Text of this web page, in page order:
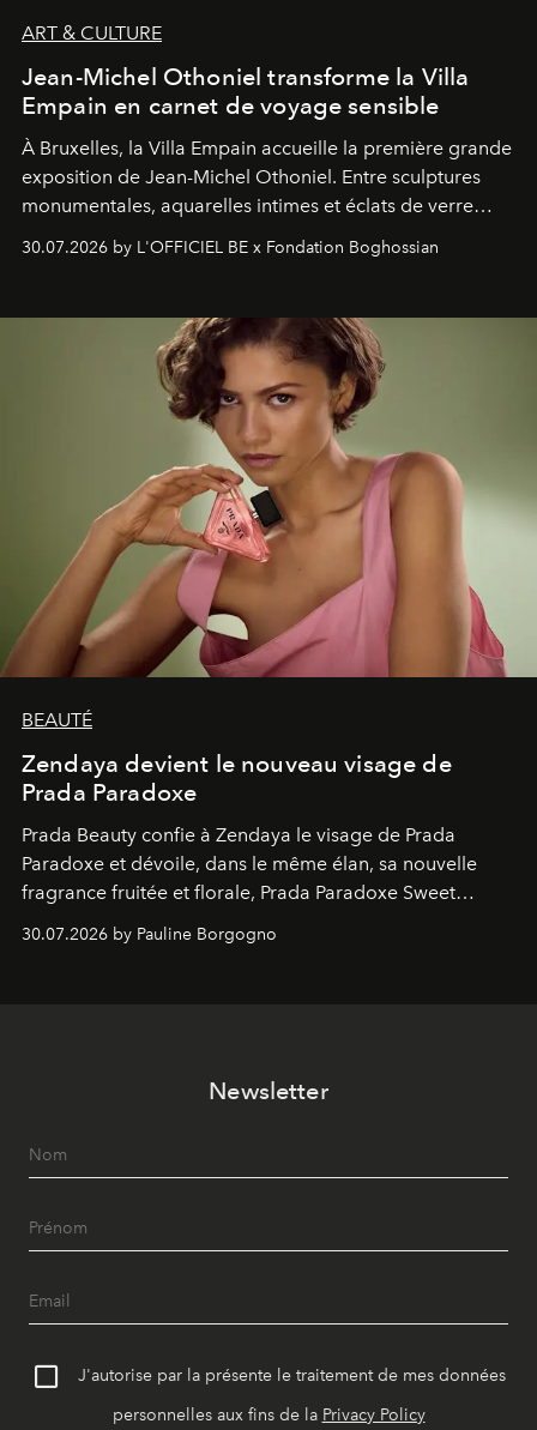
ART & CULTURE
Jean-Michel Othoniel transforme la Villa
Empain en carnet de voyage sensible
À Bruxelles, la Villa Empain accueille la première grande
exposition de Jean-Michel Othoniel. Entre sculptures
monumentales, aquarelles intimes et éclats de verre
soufflé, l’artiste français compose un itinéraire
émotionnel où chaque œuvre devient le souvenir
émerveillement.
30.07.2026 by L'OFFICIEL BE x Fondation Boghossian
BEAUTÉ
Zendaya devient le nouveau visage de
Prada Paradoxe
Prada Beauty confie à Zendaya le visage de Prada
Paradoxe et dévoile, dans le même élan, sa nouvelle
fragrance fruitée et florale, Prada Paradoxe Sweet
Chemistry Eau de Parfum.
30.07.2026 by Pauline Borgogno
Newsletter
J'autorise par la présente le traitement de mes données
personnelles aux fins de la Privacy Policy